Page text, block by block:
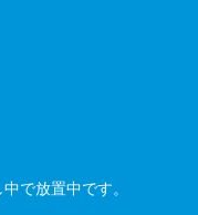
で放置中です。